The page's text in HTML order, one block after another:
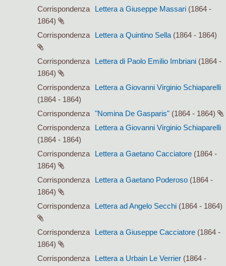
Corrispondenza
Lettera a Giuseppe Massari (1864 -
1864)
Corrispondenza
Lettera a Quintino Sella (1864 - 1864)
Corrispondenza Lettera di Paolo Emilio Imbriani (1864 -
1864)
Corrispondenza
Lettera a Giovanni Virginio Schiaparelli
(1864 - 1864)
Corrispondenza
"Nomina De Gasparis" (1864 - 1864)
Corrispondenza
Lettera a Giovanni Virginio Schiaparelli
(1864 - 1864)
Corrispondenza
Lettera a Gaetano Cacciatore (1864 -
1864)
Corrispondenza
Lettera a Gaetano Poderoso (1864 -
1864)
Corrispondenza
Lettera ad Angelo Secchi (1864 - 1864)
Corrispondenza Lettera a Giuseppe Cacciatore (1864 -
1864)
Corrispondenza
Lettera a Urbain Le Verrier (1864 -